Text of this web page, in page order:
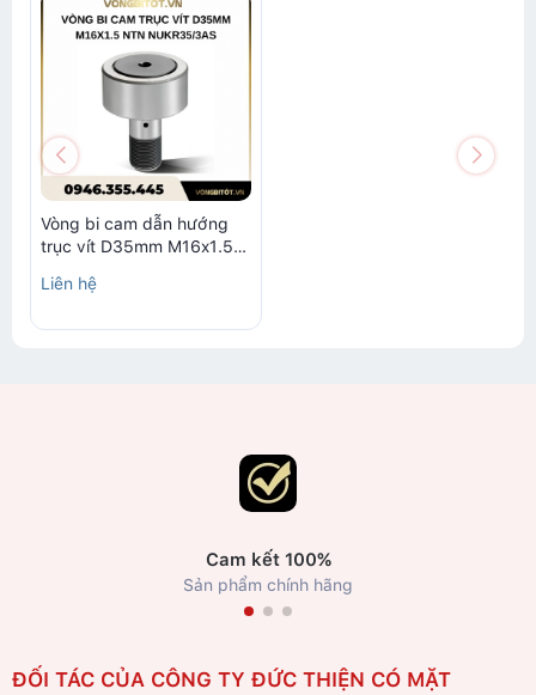
Vòng bi cam dẫn hướng
trục vít D35mm M16x1.5
Liên hệ
Cam kết 100%
Sản phẩm chính hãng
ĐỐI TÁC CỦA CÔNG TY ĐỨC THIỆN CÓ MẶT